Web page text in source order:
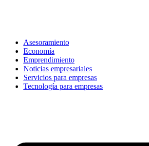
Asesoramiento
Economía
Emprendimiento
Noticias empresariales
Servicios para empresas
Tecnología para empresas